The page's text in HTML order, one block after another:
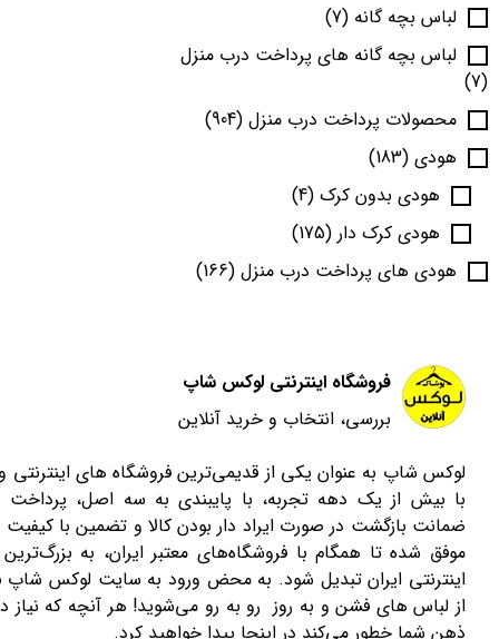
لباس بچه گانه (7)
لباس بچه گانه های پرداخت درب منزل
(7)
محصولات پرداخت درب منزل (904)
هودی (183)
هودی بدون کرک (4)
هودی کرک دار (175)
هودی های پرداخت درب منزل (166)
فروشگاه اینترنتی لوکس شاپ
بررسی، انتخاب و خرید آنلاین
لوکس شاپ به عنوان یکی از قدیمی‌ترین فروشگاه های
با بیش از یک دهه تجربه، با پایبندی به سه اصل،
ضمانت بازگشت در صورت ایراد دار بودن کالا و تضمین با کیفیت
موفق شده تا همگام با فروشگاه‌های معتبر ایران، به
اینترنتی ایران تبدیل شود. به محض ورود به سایت لوکس شاپ
از لباس های فشن و به روز رو به رو می‌شوید! هر آنچه که نیاز
ذهن شما خطور می‌کند در اینجا پیدا خواهید کرد.